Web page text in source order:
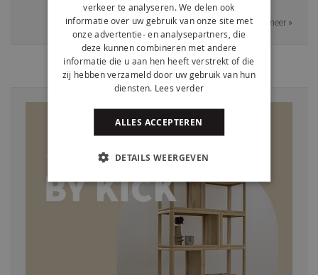
Lees meer »
verkeer te analyseren. We delen ook
informatie over uw gebruik van onze site met
onze advertentie- en analysepartners, die
deze kunnen combineren met andere
informatie die u aan hen heeft verstrekt of die
zij hebben verzameld door uw gebruik van hun
diensten. Lees verder
ALLES ACCEPTEREN
DETAILS WEERGEVEN